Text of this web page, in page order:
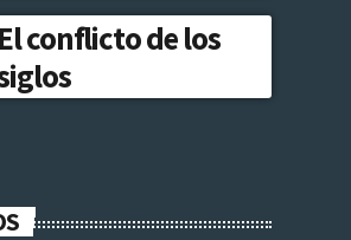
El conflicto de los